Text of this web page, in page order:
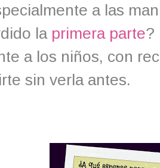
a las
la primera parte?
a los niños, con
sin verla antes.